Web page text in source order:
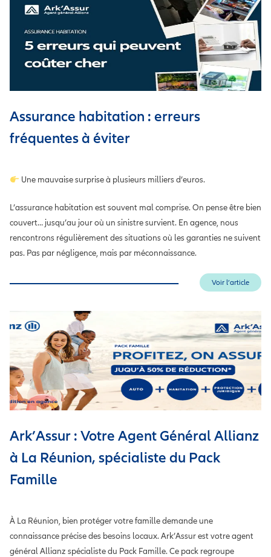
Assurance habitation : erreurs
fréquentes à éviter
Une mauvaise surprise à plusieurs milliers d’euros.
L’assurance habitation est souvent mal comprise. On pense être bien
couvert… jusqu’au jour où un sinistre survient. En agence, nous
rencontrons régulièrement des situations où les garanties ne suivent
pas. Pas par négligence, mais par méconnaissance.
Voir l’article
Ark’Assur : Votre Agent Général Allianz
à La Réunion, spécialiste du Pack
Famille
À La Réunion, bien protéger votre famille demande une
connaissance précise des besoins locaux. Ark’Assur est votre agent
général Allianz spécialiste du Pack Famille. Ce pack regroupe